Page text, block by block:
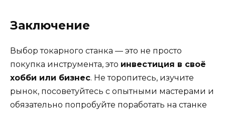
Заключение
Выбор токарного станка — это не просто
покупка инструмента, это инвестиция в своё
хобби или бизнес. Не торопитесь, изучите
рынок, посоветуйтесь с опытными мастерами и
обязательно попробуйте поработать на станке